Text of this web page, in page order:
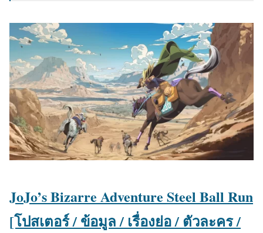
JoJo’s Bizarre Adventure Steel Ball Run
[โปสเตอร์ / ข้อมูล / เรื่องย่อ / ตัวละคร /